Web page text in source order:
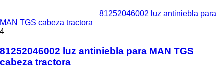
81252046002 luz antiniebla para
MAN TGS cabeza tractora
4
81252046002 luz antiniebla para MAN TGS
cabeza tractora